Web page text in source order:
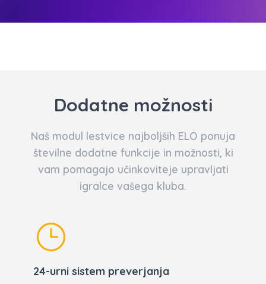
Dodatne možnosti
Naš modul lestvice najboljših ELO ponuja
številne dodatne funkcije in možnosti, ki
vam pomagajo učinkoviteje upravljati
igralce vašega kluba.
24-urni sistem preverjanja